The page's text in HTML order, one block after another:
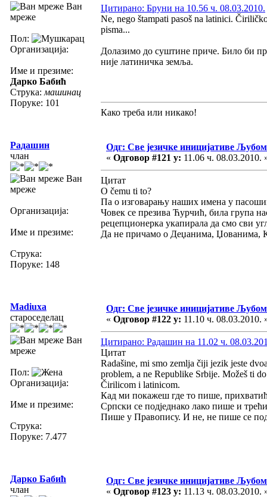
Ван
мреже
Пол:
Организација:
Име и презиме:
Дарко Бабић
Струка: машинац
Поруке: 101
Цитирано: Бруни на 10.56 ч. 08.03.2010.
Ne, nego štampati pasoš na latinici.
pisma...
Долазимо до суштине приче. Било би
није латиничка земља.
Како треба или никако!
Радашин
члан
Ван
мреже
Организација:
Име и презиме:
Струка:
Поруке: 148
Одг: Све језичке иницијативе
« Одговор #121 у: 11.06 ч. 08.03.2010.
Цитат
O čemu ti to?
Па о изговарању наших имена у
Човек се презива Ћурчић, била група
рецепционерка укапирала да смо сви
Да не причамо о Деџанима, Џованима,
Madiuxa
староседелац
Ван
мреже
Пол:
Организација:
Име и презиме:
Струка:
Поруке: 7.477
Одг: Све језичке иницијативе
« Одговор #122 у: 11.10 ч. 08.03.2010.
Цитирано: Радашин на 11.02 ч.
Цитат
Radašine, mi smo zemlja čiji jezik jeste
problem, a ne Republike Srbije. Možeš ti
Čirilicom i latinicom.
Кад ми покажеш где то пише,
Српски се подједнако лако пише и
Пише у Правопису. И не, не пише се
Дарко Бабић
члан
Одг: Све језичке иницијативе
« Одговор #123 у: 11.13 ч. 08.03.2010.